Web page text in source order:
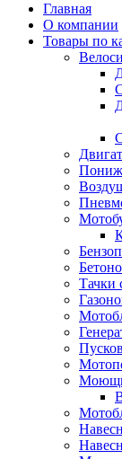
Главная
О компании
Товары по
Тачки